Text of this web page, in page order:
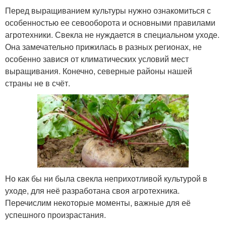
Перед выращиванием культуры нужно ознакомиться с
особенностью ее севооборота и основными правилами
агротехники. Свекла не нуждается в специальном уходе.
Она замечательно прижилась в разных регионах, не
особенно завися от климатических условий мест
выращивания. Конечно, северные районы нашей
страны не в счёт.
Но как бы ни была свекла неприхотливой культурой в
уходе, для неё разработана своя агротехника.
Перечислим некоторые моменты, важные для её
успешного произрастания.